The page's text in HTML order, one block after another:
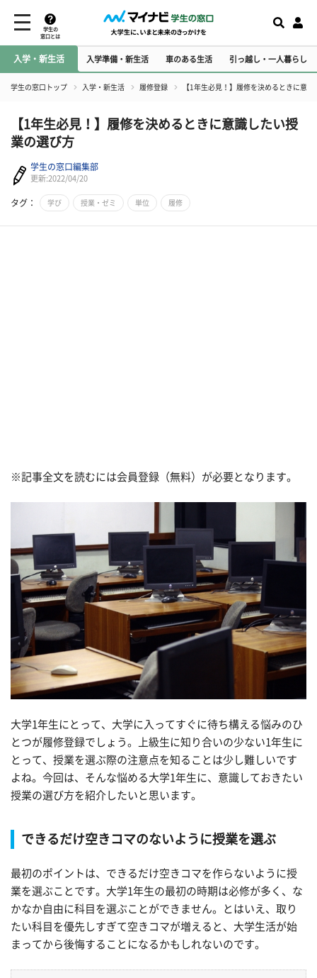
学生の
窓口とは
入学・新生活 入学準備・新生活 車のある生活 引っ越し・一人暮らし
学生の窓口トップ 入学・新生活 履修登録 【1年生必見！】履修を決めるときに意
【1年生必見！】履修を決めるときに意識したい授
業の選び方
学生の窓口編集部
更新:2022/04/20
タグ： 学び 授業・ゼミ 単位 履修
※記事全文を読むには会員登録（無料）が必要となります。
大学1年生にとって、大学に入ってすぐに待ち構える悩みのひ
とつが履修登録でしょう。上級生に知り合いの少ない1年生に
とって、授業を選ぶ際の注意点を知ることは少し難しいです
よね。今回は、そんな悩める大学1年生に、意識しておきたい
授業の選び方を紹介したいと思います。
できるだけ空きコマのないように授業を選ぶ
最初のポイントは、できるだけ空きコマを作らないように授
業を選ぶことです。大学1年生の最初の時期は必修が多く、な
かなか自由に科目を選ぶことができません。とはいえ、取り
たい科目を優先しすぎて空きコマが増えると、大学生活が始
まってから後悔することになるかもしれないのです。